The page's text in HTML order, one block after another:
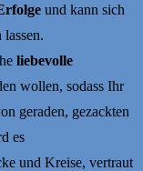
und kann sich
liebevolle
wollen, sodass Ihr
geraden, gezackten
es
und Kreise, vertraut